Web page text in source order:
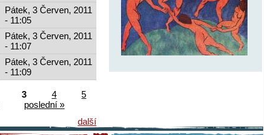
Pátek, 3 Červen, 2011
- 11:05
Pátek, 3 Červen, 2011
- 11:07
Pátek, 3 Červen, 2011
- 11:09
3 4
5
poslední »
další